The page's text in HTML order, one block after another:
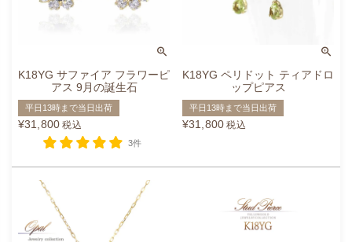
K18YG サファイア フラワーピ
アス 9月の誕生石
平日13時まで当日出荷
¥31,800 税込
3件
K18YG ペリドット ティアドロ
ップピアス
平日13時まで当日出荷
¥31,800 税込